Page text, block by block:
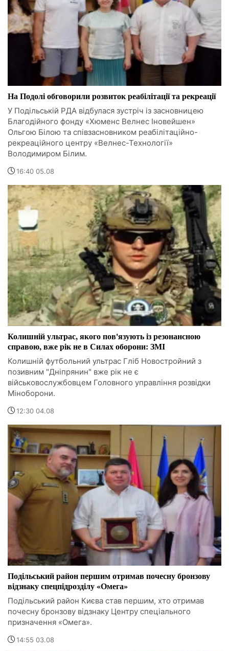
На Подолі обговорили розвиток реабілітації та рекреації
У Подільській РДА відбулася зустріч із засновницею
Благодійного фонду «Хюменс Велнес Іновейшен»
Ольгою Білою та співзасновником реабілітаційно-
рекреаційного центру «Велнес-Технології»
Володимиром Білим.
16:40 05.08
Колишній ультрас, якого пов'язують із резонансною
справою, вже рік не в Силах оборони: ЗМІ
Колишній футбольний ультрас Гліб Новостройний з
позивним "Дніпрянин" вже рік не є
військовослужбовцем Головного управління розвідки
Міноборони.
12:30 04.08
Подільський район першим отримав почесну бронзову
відзнаку спецпідрозділу «Омега»
Подільський район Києва став першим, хто отримав
почесну бронзову відзнаку Центру спеціального
призначення «Омега».
14:55 03.08